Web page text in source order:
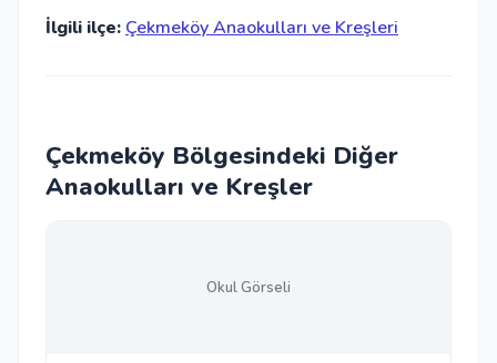
İlgili ilçe: Çekmeköy Anaokulları ve Kreşleri
Çekmeköy Bölgesindeki Diğer
Anaokulları ve Kreşler
Okul Görseli